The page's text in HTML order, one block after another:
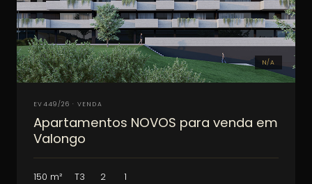
N/A
EV449/26 · VENDA
Apartamentos NOVOS para venda em
Valongo
150 m² T3 2 1